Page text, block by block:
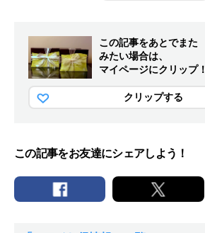
この記事をあとでまた
みたい場合は、
マイページにクリップ！
クリップする
この記事をお友達にシェアしよう！